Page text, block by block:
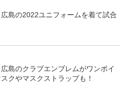
島の2022ユニフォームを着て試合
島のクラブエンブレムがワンポイ
クやマスクストラップも！